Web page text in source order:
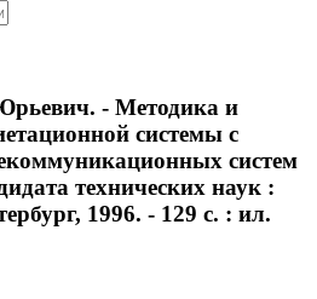
- Методика и
системы с
систем
технических наук :
1996. - 129 с. : ил.